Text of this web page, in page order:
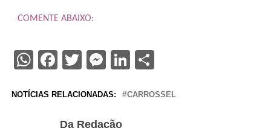
COMENTE ABAIXO:
WhatsApp
Facebook
Twitter
Messenger
LinkedIn
Share
NOTÍCIAS RELACIONADAS: CARROSSEL
Da Redação